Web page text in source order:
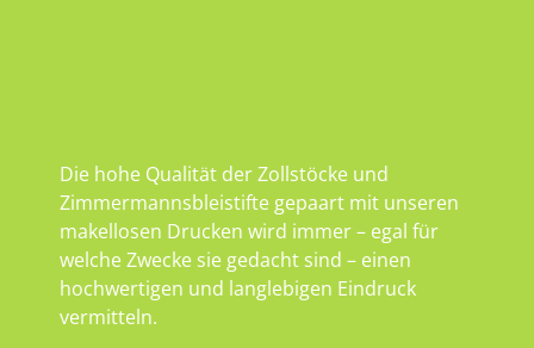
Die hohe Qualität der Zollstöcke und
Zimmermannsbleistifte gepaart mit unseren
makellosen Drucken wird immer – egal für
welche Zwecke sie gedacht sind – einen
hochwertigen und langlebigen Eindruck
vermitteln.